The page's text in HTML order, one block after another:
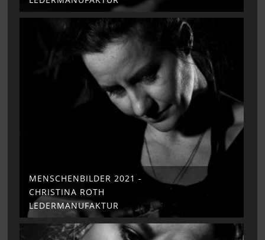
MENSCHENBILDER 2021 -
CHRISTINA ROTH
LEDERMANUFAKTUR